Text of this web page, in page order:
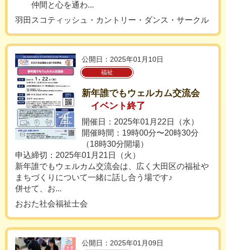
仲間と心を通わ...
羽田スコティッシュ・カントリー・ダンス・サークル
公開日：2025年01月10日
福祉
新年誰でもウェルカム交流会
イベント終了
開催日：2025年01月22日（水）
開催時間：19時00分〜20時30分
（18時30分開場）
申込締切：2025年01月21日（火）
新年誰でもウェルカム交流会は、広く大田区の福祉や
まちづくりについて一緒に話し合う場です♪
併せて、お...
おおた社会福祉士会
公開日：2025年01月09日